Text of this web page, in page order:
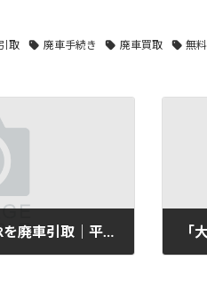
取 廃車手続き 廃車買取 無
「北海道でスズキワゴンRを廃車引取｜平成20年式・8万km」